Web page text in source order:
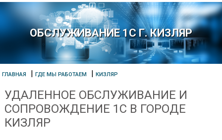
ОБСЛУЖИВАНИЕ 1С Г. КИЗЛЯР
ГЛАВНАЯ |ГДЕ МЫ РАБОТАЕМ |КИЗЛЯР
УДАЛЕННОЕ ОБСЛУЖИВАНИЕ И
СОПРОВОЖДЕНИЕ 1С В ГОРОДЕ
КИЗЛЯР